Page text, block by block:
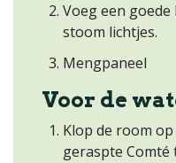
Voeg een
stoom lichtjes.
Mengpaneel
Voor de
Klop de room
geraspte Comté